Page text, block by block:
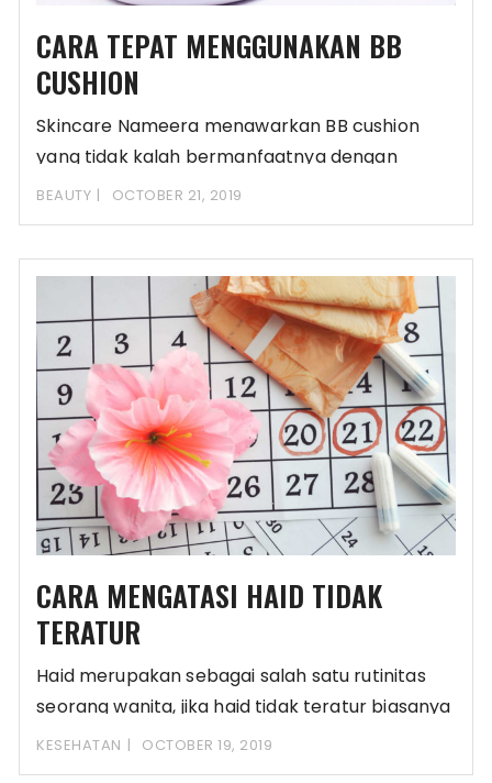
CARA TEPAT MENGGUNAKAN BB
CUSHION
Skincare Nameera menawarkan BB cushion
yang tidak kalah bermanfaatnya dengan
rangkaian product Nameera lainnya. BB
BEAUTY OCTOBER 21, 2019
CARA MENGATASI HAID TIDAK
TERATUR
Haid merupakan sebagai salah satu rutinitas
seorang wanita, jika haid tidak teratur biasanya
wanita juga
KESEHATAN OCTOBER 19, 2019